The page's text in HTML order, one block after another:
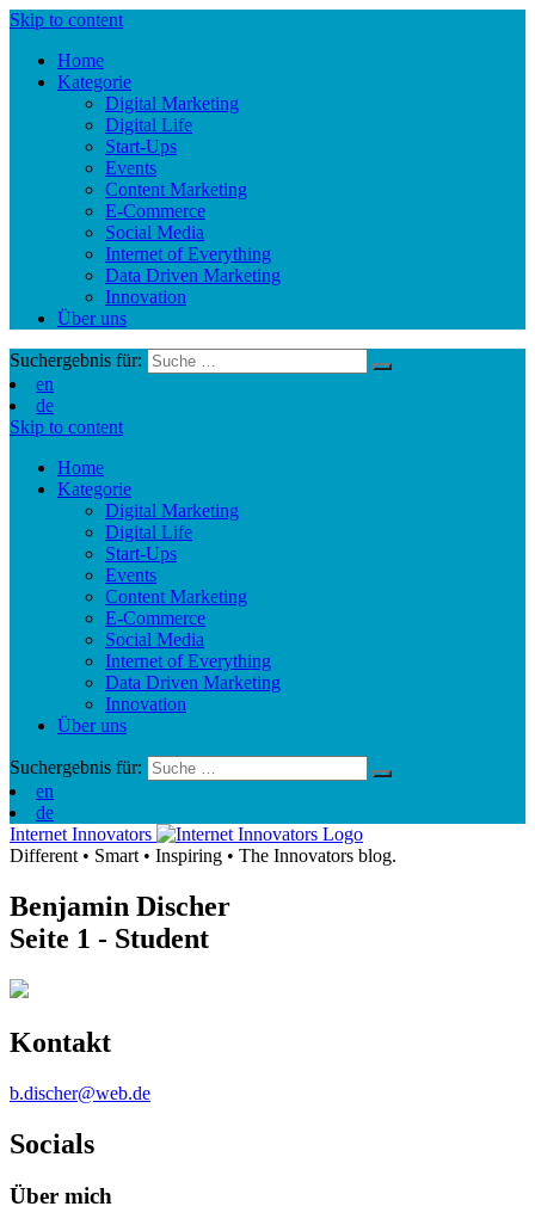
Skip to content
Home
Kategorie
Digital Marketing
Digital Life
Start-Ups
Events
Content Marketing
E-Commerce
Social Media
Internet of Everything
Data Driven Marketing
Innovation
Über uns
Suchergebnis für:
en
de
Skip to content
Home
Kategorie
Digital Marketing
Digital Life
Start-Ups
Events
Content Marketing
E-Commerce
Social Media
Internet of Everything
Data Driven Marketing
Innovation
Über uns
Suchergebnis für:
en
de
Internet Innovators
Different • Smart • Inspiring • The Innovators blog.
Benjamin Discher
Seite 1 - Student
Kontakt
b.discher@web.de
Socials
Über mich